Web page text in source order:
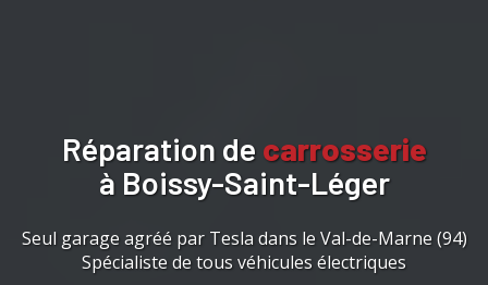
Réparation de carrosserie
à Boissy-Saint-Léger
Seul garage agréé par Tesla dans le Val-de-Marne (94)
Spécialiste de tous véhicules électriques